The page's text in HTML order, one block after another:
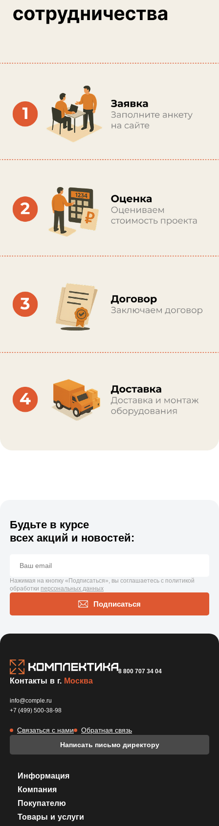
Будьте в курсе
всех акций и новостей:
Нажимая на кнопку «Подписаться», вы соглашаетесь с политикой
обработки персональных данных
Подписаться
8 800 707 34 04
Написать письмо директору
Информация
Компания
Покупателю
Товары и услуги
Контакты в г. Москва
info@comple.ru
+7 (499) 500-38-98
Связаться с нами Обратная связь